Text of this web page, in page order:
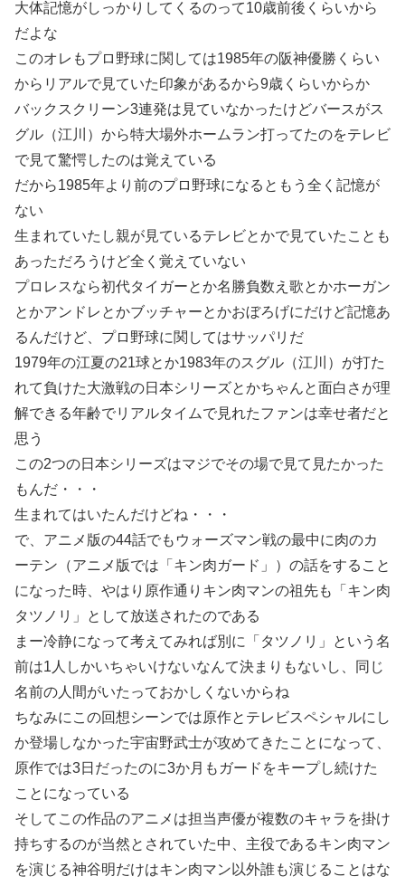
大体記憶がしっかりしてくるのって10歳前後くらいから
だよな
このオレもプロ野球に関しては1985年の阪神優勝くらい
からリアルで見ていた印象があるから9歳くらいからか
バックスクリーン3連発は見ていなかったけどバースがス
グル（江川）から特大場外ホームラン打ってたのをテレビ
で見て驚愕したのは覚えている
だから1985年より前のプロ野球になるともう全く記憶が
ない
生まれていたし親が見ているテレビとかで見ていたことも
あっただろうけど全く覚えていない
プロレスなら初代タイガーとか名勝負数え歌とかホーガン
とかアンドレとかブッチャーとかおぼろげにだけど記憶あ
るんだけど、プロ野球に関してはサッパリだ
1979年の江夏の21球とか1983年のスグル（江川）が打た
れて負けた大激戦の日本シリーズとかちゃんと面白さが理
解できる年齢でリアルタイムで見れたファンは幸せ者だと
思う
この2つの日本シリーズはマジでその場で見て見たかった
もんだ・・・
生まれてはいたんだけどね・・・
で、アニメ版の44話でもウォーズマン戦の最中に肉のカ
ーテン（アニメ版では「キン肉ガード」）の話をすること
になった時、やはり原作通りキン肉マンの祖先も「キン肉
タツノリ」として放送されたのである
まー冷静になって考えてみれば別に「タツノリ」という名
前は1人しかいちゃいけないなんて決まりもないし、同じ
名前の人間がいたっておかしくないからね
ちなみにこの回想シーンでは原作とテレビスペシャルにし
か登場しなかった宇宙野武士が攻めてきたことになって、
原作では3日だったのに3か月もガードをキープし続けた
ことになっている
そしてこの作品のアニメは担当声優が複数のキャラを掛け
持ちするのが当然とされていた中、主役であるキン肉マン
を演じる神谷明だけはキン肉マン以外誰も演じることはな